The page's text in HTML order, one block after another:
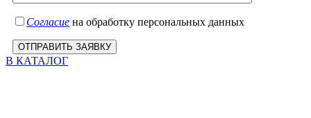
Согласие на обработку персональных данных
В КАТАЛОГ